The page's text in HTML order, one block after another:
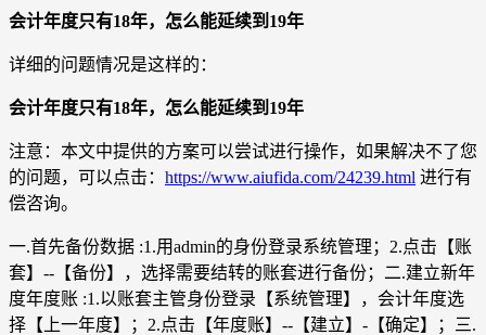
会计年度只有18年，怎么能延续到19年
详细的问题情况是这样的：
会计年度只有18年，怎么能延续到19年
注意：本文中提供的方案可以尝试进行操作，如果解决不了您
的问题，可以点击： https://www.aiufida.com/24239.html 进行有
偿咨询。
一.首先备份数据 :1.用admin的身份登录系统管理；2.点击【账
套】--【备份】，选择需要结转的账套进行备份；二.建立新年
度年度账 :1.以账套主管身份登录【系统管理】，会计年度选
择【上一年度】；2.点击【年度账】--【建立】-【确定】；三.